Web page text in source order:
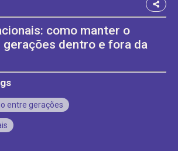
como manter o
dentro e fora da
entre gerações